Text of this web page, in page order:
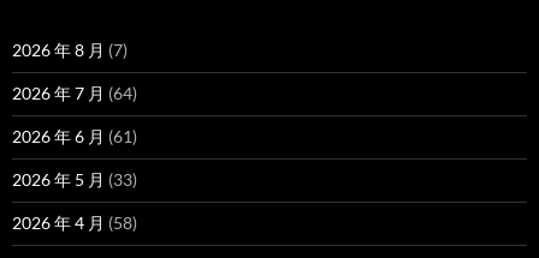
2026 年 8 月 (7)
2026 年 7 月 (64)
2026 年 6 月 (61)
2026 年 5 月 (33)
2026 年 4 月 (58)